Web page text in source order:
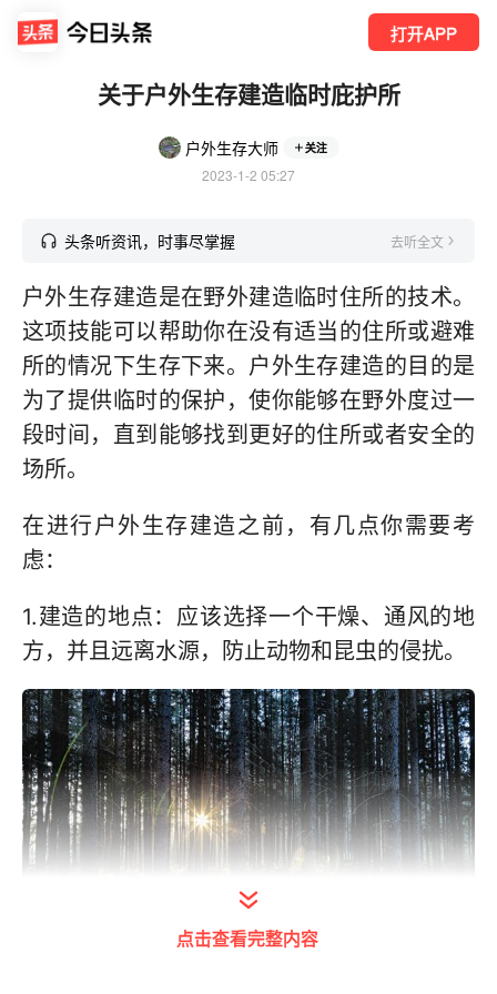
打开APP
关于户外生存建造临时庇护所
户外生存大师 关注
2023-1-2 05:27
头条听资讯，时事尽掌握 去听全文
户外生存建造是在野外建造临时住所的技术。
这项技能可以帮助你在没有适当的住所或避难
所的情况下生存下来。户外生存建造的目的是
为了提供临时的保护，使你能够在野外度过一
段时间，直到能够找到更好的住所或者安全的
场所。
在进行户外生存建造之前，有几点你需要考
虑：
1.建造的地点：应该选择一个干燥、通风的地
方，并且远离水源，防止动物和昆虫的侵扰。
点击查看完整内容